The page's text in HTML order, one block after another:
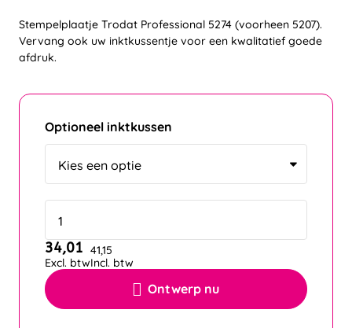
Stempelplaatje Trodat Professional 5274 (voorheen 5207).
Vervang ook uw inktkussentje voor een kwalitatief goede
afdruk.
Optioneel inktkussen
Ontwerp nu
34,01
Excl. btw
41,15
Incl. btw